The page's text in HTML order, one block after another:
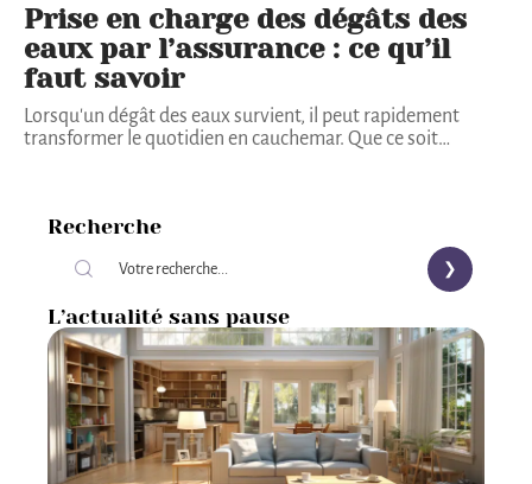
Prise en charge des dégâts des
eaux par l’assurance : ce qu’il
faut savoir
Lorsqu'un dégât des eaux survient, il peut rapidement
transformer le quotidien en cauchemar. Que ce soit…
Recherche
L’actualité sans pause